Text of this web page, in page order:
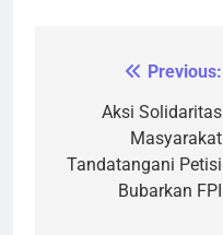
NavigasiPrevious:
Aksi Solidaritas
Masyarakat
Tandatangani Petisi
Bubarkan FPI